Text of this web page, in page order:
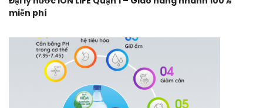
miễn phí